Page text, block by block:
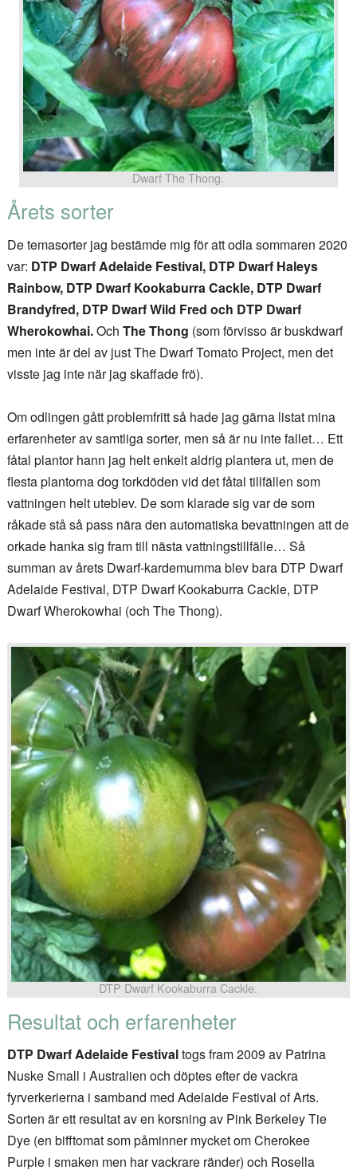
Dwarf The Thong.
Årets sorter
De temasorter jag bestämde mig för att odla sommaren 2020
var: DTP Dwarf Adelaide Festival, DTP Dwarf Haleys
Rainbow, DTP Dwarf Kookaburra Cackle, DTP Dwarf
Brandyfred,DTP Dwarf Wild Fred och DTP Dwarf
Wherokowhai.Och The Thong (som förvisso är buskdwarf
men inte är del av just The Dwarf Tomato Project, men det
visste jag inte när jag skaffade frö).
Om odlingen gått problemfritt så hade jag gärna listat mina
erfarenheter av samtliga sorter, men så är nu inte fallet… Ett
fåtal plantor hann jag helt enkelt aldrig plantera ut, men de
flesta plantorna dog torkdöden vid det fåtal tillfällen som
vattningen helt uteblev. De som klarade sig var de som
råkade stå så pass nära den automatiska bevattningen att de
orkade hanka sig fram till nästa vattningstillfälle… Så
summan av årets Dwarf-kardemumma blev bara DTP Dwarf
Adelaide Festival, DTP Dwarf Kookaburra Cackle, DTP
Dwarf Wherokowhai (och The Thong).
DTP Dwarf Kookaburra Cackle.
Resultat och erfarenheter
DTP Dwarf Adelaide Festivaltogs fram 2009 av Patrina
Nuske Small i Australien och döptes efter de vackra
fyrverkerierna i samband med Adelaide Festival of Arts.
Sorten är ett resultat av en korsning av Pink Berkeley Tie
Dye (en bifftomat som påminner mycket om Cherokee
Purple i smaken men har vackrare ränder) och Rosella